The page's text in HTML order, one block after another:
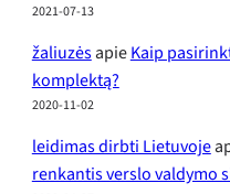
2021-07-13
žaliuzėsapieKaip
komplektą?
2020-11-02
leidimas dirbti Lietuvoje
renkantis verslo valdymo